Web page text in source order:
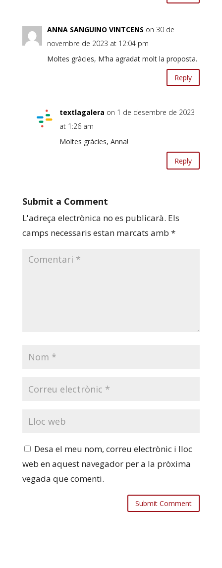
ANNA SANGUINO VINTCENS on 30 de
novembre de 2023 at 12:04 pm
Moltes gràcies, M’ha agradat molt la proposta.
Reply
textlagalera on 1 de desembre de 2023
at 1:26 am
Moltes gràcies, Anna!
Reply
Submit a Comment
L'adreça electrònica no es publicarà. Els
camps necessaris estan marcats amb *
Desa el meu nom, correu electrònic i lloc
web en aquest navegador per a la pròxima
vegada que comenti.